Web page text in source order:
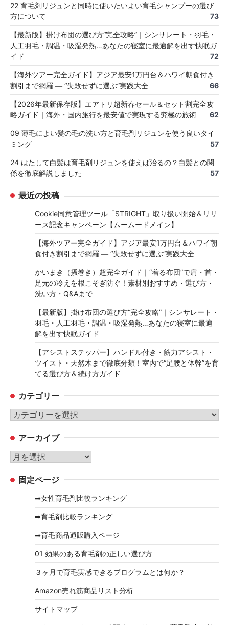
22 育毛剤リジュンと同時に使いたいよい育毛シャンプーの選び
方について
73
【最新版】掛け布団の選び方“完全攻略”｜シンサレート・羽毛・
人工羽毛・調温・吸湿発熱…あなたの寝室に最適解を出す快眠ガ
イド
72
【海外ツアー完全ガイド】アジア最安1万円台＆ハワイ朝食付き
割引まで網羅 ― “失敗せずに選ぶ”実践大全
66
【2026年最新保存版】エアトリ超新春セール＆セット割完全攻
略ガイド｜海外・国内旅行を最安値で実現する究極の旅術
62
09 薄毛によい髪の毛の洗い方と育毛剤リジュンを使う良いタイ
ミング
57
24 はたして白髪は育毛剤リジュンを使えば治るの？白髪との関
係を徹底解説しました
57
最近の投稿
Cookie同意管理ツール「STRIGHT」取り扱い開始＆リリ
ース記念キャンペーン【ムームードメイン】
【海外ツアー完全ガイド】アジア最安1万円台＆ハワイ朝
食付き割引まで網羅 ― “失敗せずに選ぶ”実践大全
かいまき（掻巻き）超完全ガイド｜“着る布団”で肩・首・
足元の冷えを根こそぎ防ぐ！素材別おすすめ・選び方・
洗い方・Q&Aまで
【最新版】掛け布団の選び方“完全攻略”｜シンサレート・
羽毛・人工羽毛・調温・吸湿発熱…あなたの寝室に最適
解を出す快眠ガイド
【アシストステッパー】ハンドル付き・筋力アシスト・
ツイスト・天然木まで徹底分類！室内で“足腰と体幹”を育
てる選び方＆続け方ガイド
カテゴリー
カ
ゴ
リ
ー
アーカイブ
ア
カ 固定ページ
➡女性育毛剤比較ランキング
➡育毛剤比較ランキング
➡育毛商品通販購入ページ
01 効果のある育毛剤の正しい選び方
３ヶ月で育毛実感できるプログラムとは何か？
Amazon売れ筋商品リスト分析
サイトマップ